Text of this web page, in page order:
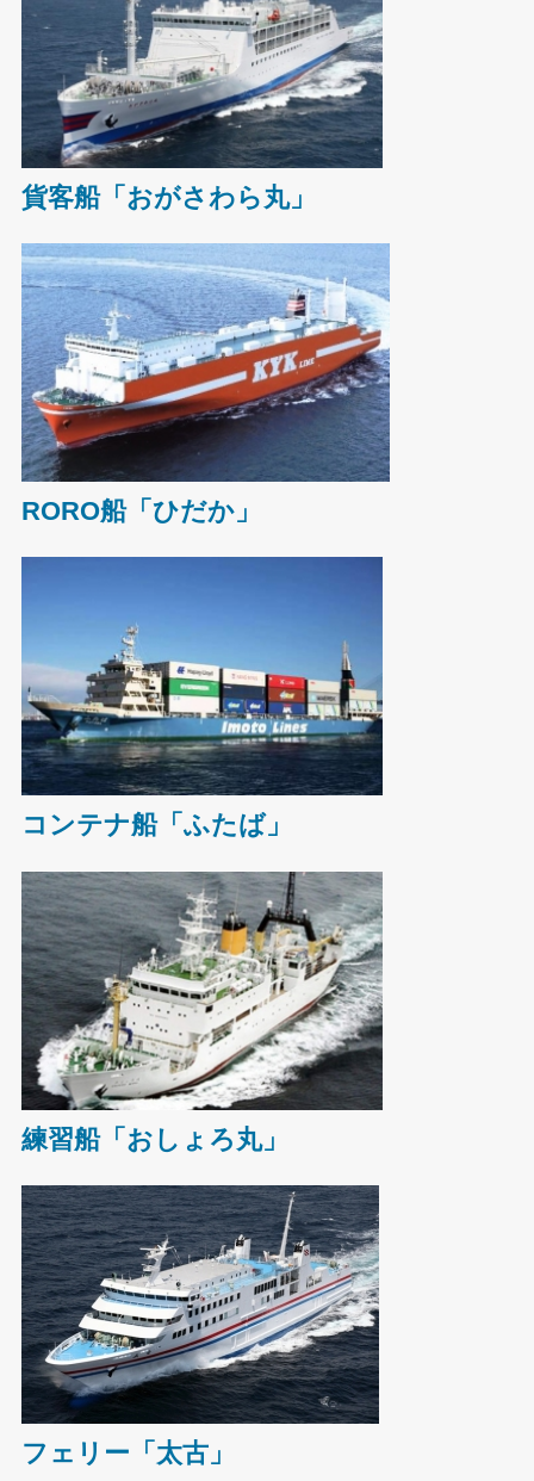
貨客船「おがさわら丸」
RORO船「ひだか」
コンテナ船「ふたば」
練習船「おしょろ丸」
フェリー「太古」